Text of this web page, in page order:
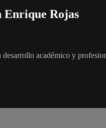
Enrique Rojas
académico y